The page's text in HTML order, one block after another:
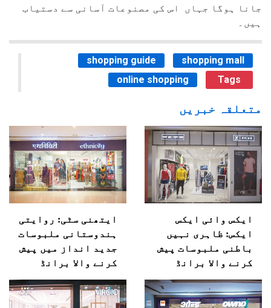
جانا ہوگا جہاں اس کی مصنوعات آسانی سے دستیاب
ہیں۔
shopping guide
shopping mall
online shopping
Tags
متعلقہ خبریں
ایکس وائی ایکس
ایکس: ظاہری نہیں
باطنی ملبوسات پیش
کرنے والا برانڈ
ایتھنی سٹی: روایتی
ہندوستانی ملبوسات
جدید انداز میں پیش
کرنے والا برانڈ